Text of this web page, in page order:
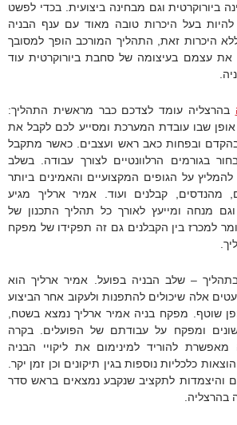
ביורוקרטית וגם מבחינה ביצועית. בכדי לפשט
בעל היכרות טובה מאוד עם ענף הבניה
היכרות זאת, התהליך המורכב הופך למסובך
את עצמם בעיצומה של סחבת ביורוקרטית עוד
בהרצליה עומד לצדכם כבר מראשית התהליך:
שבו עובדת המערכת ומסייע לכם לקבל את
בהקדם ובפחות כאב ראש ועצבים. כאשר מתקבל
בגורמים הרלוונטיים לצורך עבודה. בשלב
להמליץ על הגופים המקצועיים והאמינים ביותר
מהנדסים, קבלנים ועוד. אמיר ארליך מגיע
מנחה ומייעץ לאורך כל תהליך התכנון של
למכרז בין הקבלנים גם זה תפקידו של מפקח
– שלב הבניה בפועל. אמיר ארליך הוא
אלה שיכולים להתפנות ולעקוב אחר הביצוע
שוטף. מפקח בניה אמיר ארליך נמצא בשטח,
ומפקח על עבודתם של הפועלים. בקרה
להוריד למינימום את ליקויי הבניה
כלכליות נוספות בגין תיקונים וכן זמן יקר.
והיצמדות לתקציב שנקבע נמצאים בראש סדר
בהרצליה.